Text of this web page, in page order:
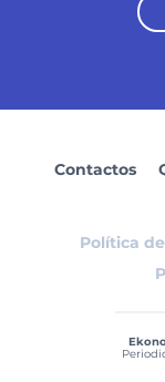
Contactos
Política